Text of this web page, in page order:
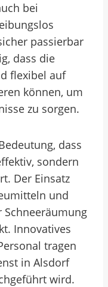
bei
passierbar
dass die
flexibel auf
können, um
zu sorgen.
dass
sondern
Der Einsatz
und
Innovatives
tragen
in Alsdorf
wird.